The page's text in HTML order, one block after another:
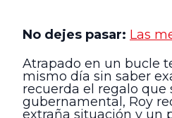
No dejes pasar: Las
Atrapado en un bucle
mismo día sin saber
recuerda el regalo que
gubernamental, Roy
extraña situación y un